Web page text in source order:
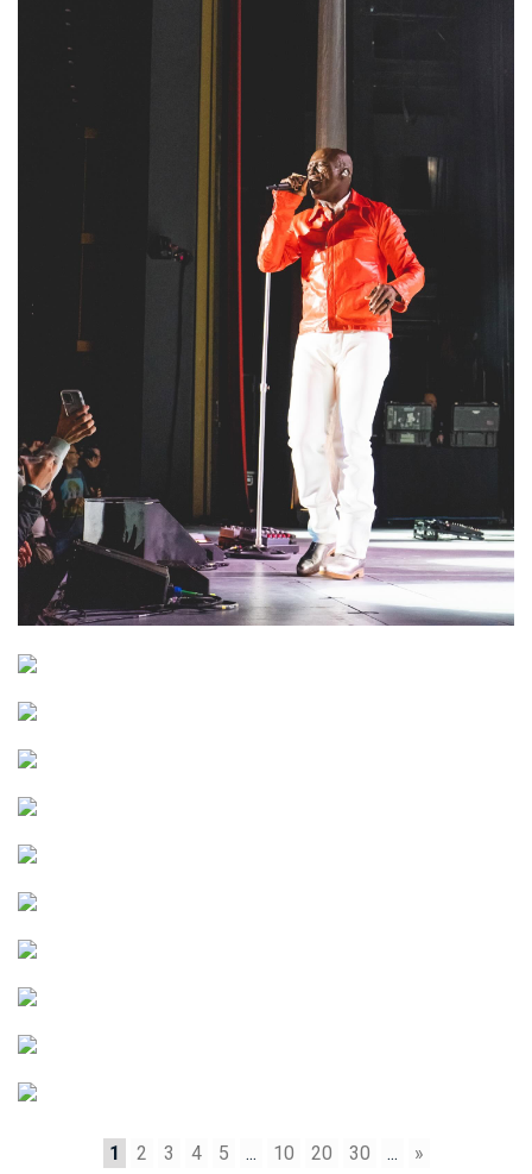
1 2 3 4 5 ... 10 20 30 ... »